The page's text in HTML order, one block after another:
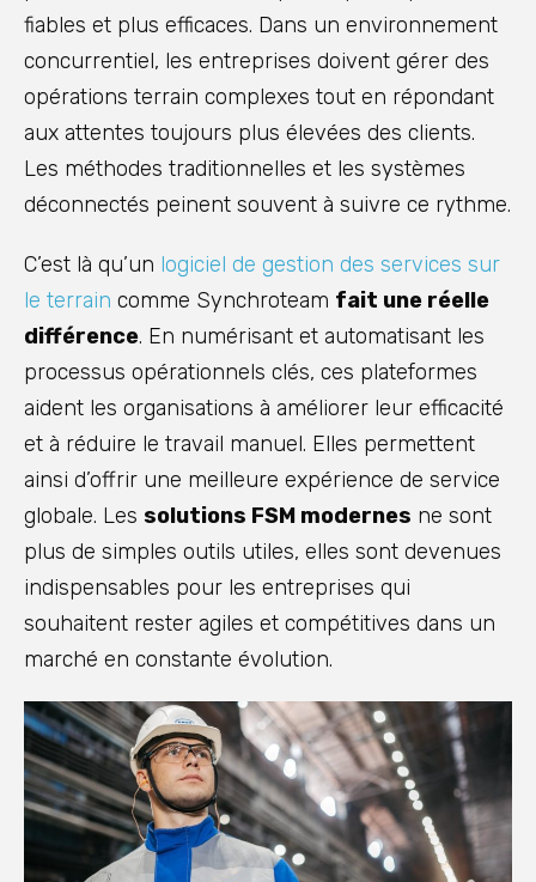
fiables et plus efficaces. Dans un environnement
concurrentiel, les entreprises doivent gérer des
opérations terrain complexes tout en répondant
aux attentes toujours plus élevées des clients.
Les méthodes traditionnelles et les systèmes
déconnectés peinent souvent à suivre ce rythme.
C’est là qu’un logiciel de gestion des services sur
le terrain comme Synchroteam fait une réelle
différence. En numérisant et automatisant les
processus opérationnels clés, ces plateformes
aident les organisations à améliorer leur efficacité
et à réduire le travail manuel. Elles permettent
ainsi d’offrir une meilleure expérience de service
globale. Les solutions FSM modernes ne sont
plus de simples outils utiles, elles sont devenues
indispensables pour les entreprises qui
souhaitent rester agiles et compétitives dans un
marché en constante évolution.